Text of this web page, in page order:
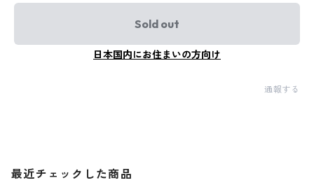
Sold out
日本国内にお住まいの方向け
通報する
最近チェックした商品